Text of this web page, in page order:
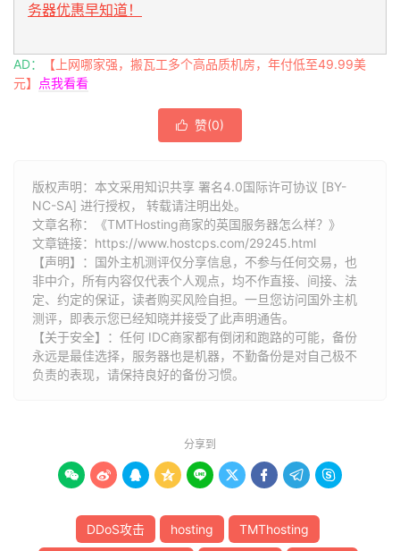
务器优惠早知道！
AD：
【上网哪家强，搬瓦工多个高品质机房，年付低至49.99美
元】
点我看看
 赞(0)
版权声明：本文采用知识共享 署名4.0国际许可协议 [BY-
NC-SA] 进行授权， 转载请注明出处。
文章名称：《TMTHosting商家的英国服务器怎么样？》
文章链接： https://www.hostcps.com/29245.html
【声明】：国外主机测评仅分享信息，不参与任何交易，也
非中介，所有内容仅代表个人观点，均不作直接、间接、法
定、约定的保证，读者购买风险自担。一旦您访问国外主机
测评，即表示您已经知晓并接受了此声明通告。
【关于安全】：任何 IDC商家都有倒闭和跑路的可能，备份
永远是最佳选择，服务器也是机器，不勤备份是对自己极不
负责的表现，请保持良好的备份习惯。
分享到
        
DDoS攻击 hosting TMThosting